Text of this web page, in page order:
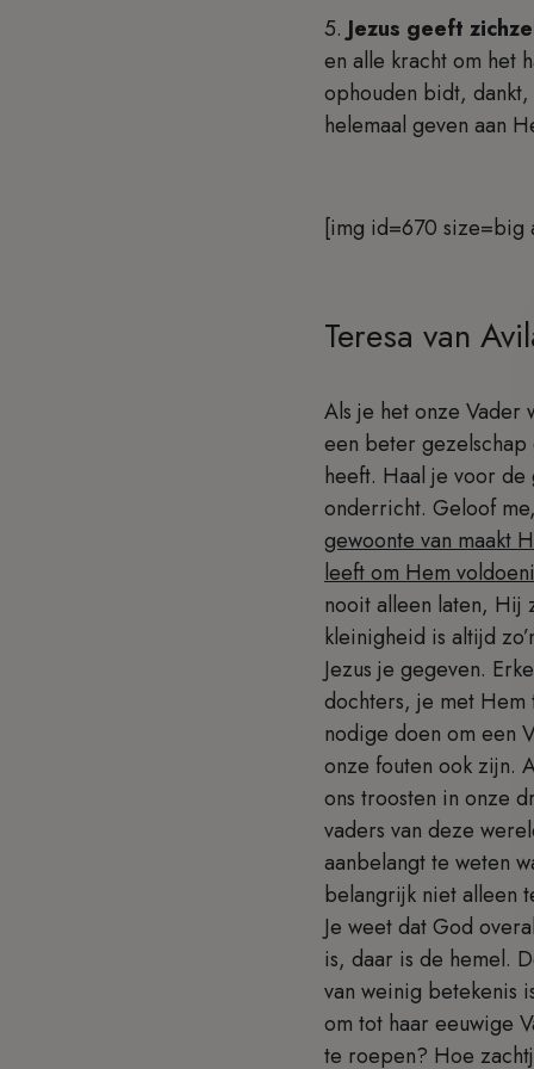
5. Jezus geeft
en alle kracht om het
ophouden bidt,
helemaal geven aan
[img id=670 size=big
Teresa van
Als je het onze Vader
een beter
heeft. Haal je voor
onderricht. Geloof
gewoonte van maakt
leeft om Hem
nooit alleen laten, Hij
kleinigheid is altijd
Jezus je gegeven.
dochters, je met
nodige doen om een
onze fouten ook zijn.
ons troosten in onze
vaders van deze
aanbelangt te weten
belangrijk niet alleen
Je weet dat God
is, daar is de hemel.
van weinig betekenis
om tot haar eeuwige
te roepen? Hoe